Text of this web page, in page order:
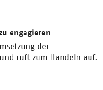
engagieren
der
ruft zum Handeln auf.